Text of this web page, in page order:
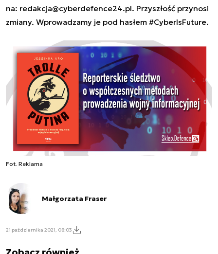
na: redakcja@cyberdefence24.pl. Przyszłość przynosi
zmiany. Wprowadzamy je pod hasłem #CyberIsFuture.
Fot. Reklama
Małgorzata Fraser
21 października 2021, 08:03